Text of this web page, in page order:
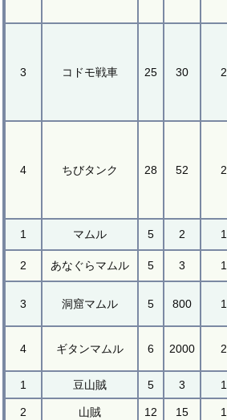
3 コドモ戦車 25 30 2
4 ちびタンク 28 52 2
1 マムル 5 2 1
2 あなぐらマムル 5 3 1
3 洞窟マムル 5 800 1
4 ギタンマムル 6 2000 2
1 豆山賊 5 3 1
2 山賊 12 15 1